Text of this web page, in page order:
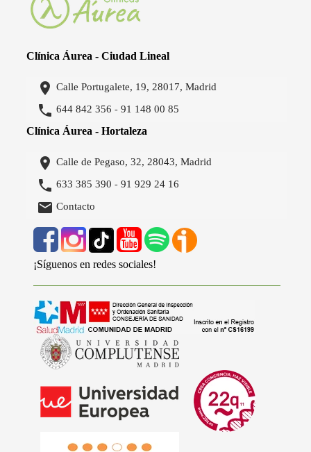
Clínica Áurea - Ciudad Lineal
 Calle Portugalete, 19, 28017, Madrid
 644 842 356 -91 148 00 85
Clínica Áurea - Hortaleza
 Calle de Pegaso, 32, 28043, Madrid
 633 385 390 -91 929 24 16
 Contacto
¡Síguenos en redes sociales!